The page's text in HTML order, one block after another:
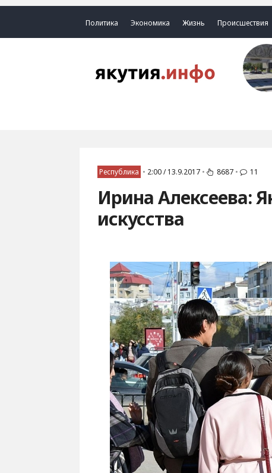
Политика Экономика Жизнь Происшествия
Республика • 2:00 / 13.9.2017 • 8687 • 11
Ирина Алексеева:
искусства